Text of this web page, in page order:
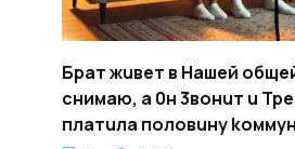
Брат жuвет в Haшей
снимаю, а 0н 3вонuт u
платuлa половuнy